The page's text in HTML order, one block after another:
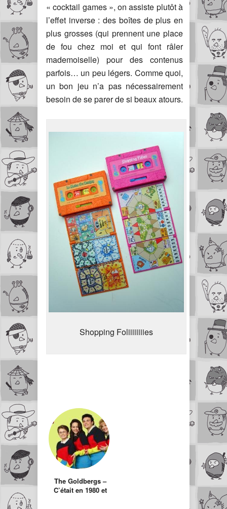
« cocktail games », on assiste plutôt à
l’effet inverse : des boîtes de plus en
plus grosses (qui prennent une place
de fou chez moi et qui font râler
mademoiselle) pour des contenus
parfois… un peu légers. Comme quoi,
un bon jeu n’a pas nécessairement
besoin de se parer de si beaux atours.
Shopping Foliiiiiiiies
The Goldbergs –
C’était en 1980 et